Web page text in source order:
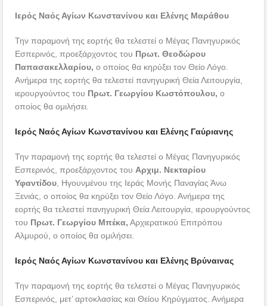
Ιερός Ναός Αγίων Κωνστανίνου και Ελένης Μαράθου
Την παραμονή της εορτής θα τελεστεί ο Μέγας Πανηγυρικός
Εσπερινός, προεξάρχοντος του Πρωτ. Θεοδώρου
Παπασακελλαρίου,ο οποίος θα κηρύξει τον Θείο Λόγο.
Ανήμερα της εορτής θα τελεστεί πανηγυρική Θεία Λειτουργία,
ιερουργούντος του Πρωτ. Γεωργίου Κωστόπουλου,ο
οποίος θα ομιλήσει.
Ιερός Ναός Αγίων Κωνστανίνου και Ελένης Γαύριανης
Την παραμονή της εορτής θα τελεστεί ο Μέγας Πανηγυρικός
Εσπερινός, προεξάρχοντος του Αρχιμ. Νεκταρίου
Υφαντίδου , Ηγουνμένου της Ιεράς Μονής Παναγίας Άνω
Ξενιάς, ο οποίος θα κηρύξει τον Θείο Λόγο. Ανήμερα της
εορτής θα τελεστεί πανηγυρική Θεία Λειτουργία, ιερουργούντος
του Πρωτ. Γεωργίου Μπέκα, Αρχιερατικού Επιτρόπου
Αλμυρού, ο οποίος θα ομιλήσει.
Ιερός Ναός Αγίων Κωνστανίνου και Ελένης Βρύναινας
Την παραμονή της εορτής θα τελεστεί ο Μέγας Πανηγυρικός
Εσπερινός, μετ’ αρτοκλασίας και Θείου Κηρύγματος. Ανήμερα